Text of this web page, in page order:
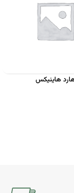
هاینیکس